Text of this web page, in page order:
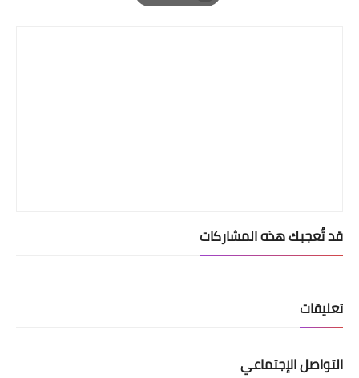
Print
قد تُعجبك هذه المشاركات
تعليقات
التواصل الإجتماعي